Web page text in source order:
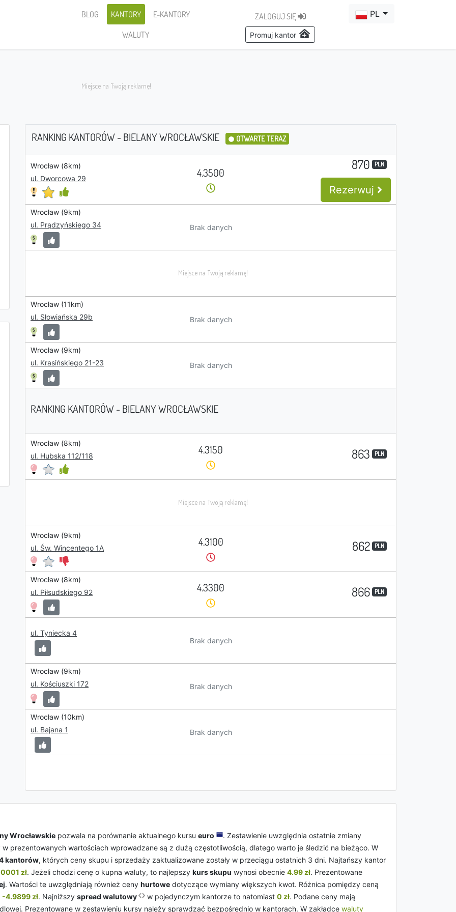
BLOG KANTORY
E-KANTORY
WALUTY
ZALOGUJ SIĘ
Promuj kantor
PL
Sprzedaję
RANKING KANTORÓW - BIELANY WROCŁAWSKIE OTWARTE TERAZ
Wrocław (8km)
ul. Dworcowa 29
4.3500
870 PLN
Rezerwuj
Wrocław (9km)
ul. Prądzyńskiego 34
Brak danych
Wrocław (11km)
ul. Słowiańska 29b
Brak danych
Wrocław (9km)
ul. Krasińskiego 21-23
Brak danych
RANKING KANTORÓW - BIELANY WROCŁAWSKIE
Wrocław (8km)
ul. Hubska 112/118
4.3150 863 PLN
Wrocław (9km)
ul. Św. Wincentego 1A
4.3100 862 PLN
Wrocław (8km)
ul. Piłsudskiego 92
4.3300 866 PLN
ul. Tyniecka 4
Brak danych
Wrocław (9km)
ul. Kościuszki 172
Brak danych
Wrocław (10km)
ul. Bajana 1
Brak danych
Wrocławskie pozwala na porównanie aktualnego kursu euro
. Zestawienie uwzględnia ostatnie zmiany
w prezentowanych wartościach wprowadzane są z dużą częstotliwością, dlatego warto je śledzić na bieżąco. W
kantorów, których ceny skupu i sprzedaży zaktualizowane zostały w przeciągu ostatnich 3 dni. Najtańszy kantor
zł. Jeżeli chodzi cenę o kupna waluty, to najlepszy kurs skupu wynosi obecnie 4.99 zł. Prezentowane
. Wartości te uwzględniają również ceny hurtowe dotyczące wymiany większych kwot. Różnica pomiędzy ceną
-4.9899 zł. Najniższy spread walutowy w pojedynczym kantorze to natomiast 0 zł. Podane ceny mają
Prezentowane w zestawieniu kursy należy sprawdzać bezpośrednio w kantorach. W zakładce waluty